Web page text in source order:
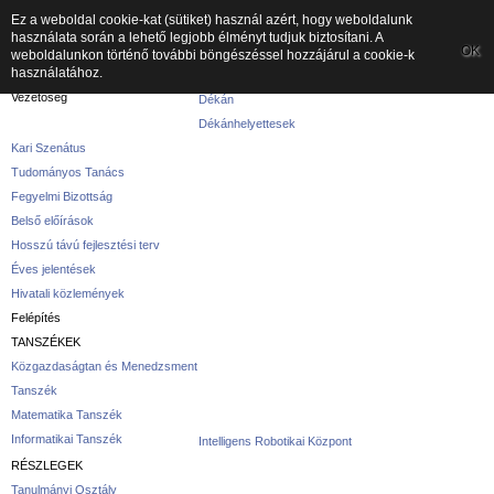
A kar
A karról
Vezetőség
Dékán
Dékánhelyettesek
Kari Szenátus
Tudományos Tanács
Fegyelmi Bizottság
Belső előírások
Hosszú távú fejlesztési terv
Éves jelentések
Hivatali közlemények
Felépítés
TANSZÉKEK
Közgazdaságtan és Menedzsment
Tanszék
Matematika Tanszék
Informatikai Tanszék
Intelligens Robotikai Központ
RÉSZLEGEK
Tanulmányi Osztály
Ez a weboldal cookie-kat (sütiket) használ azért, hogy weboldalunk
használata során a lehető legjobb élményt tudjuk biztosítani. A
weboldalunkon történő további böngészéssel hozzájárul a cookie-k
használatához.
OK